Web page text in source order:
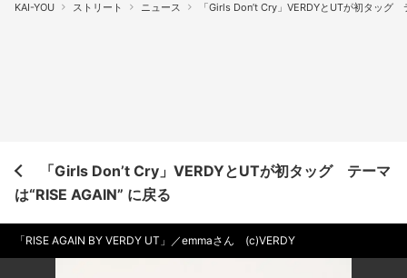
KAI-YOU ストリート ニュース 「Girls Don’t Cry」VERDYとUTが初タッグ
「Girls Don’t Cry」VERDYとUTが初タッグ テーマ
は“RISE AGAIN” に戻る
「RISE AGAIN BY VERDY UT」／emmaさん (c)VERDY